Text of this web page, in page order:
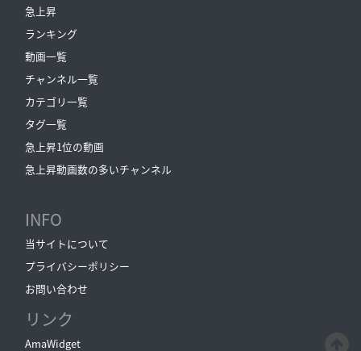
急上昇
ランキング
動画一覧
チャンネル一覧
カテゴリ一覧
タグ一覧
急上昇1位の動画
急上昇動画数の多いチャンネル
INFO
当サイトについて
プライバシーポリシー
お問い合わせ
リンク
AmaWidget